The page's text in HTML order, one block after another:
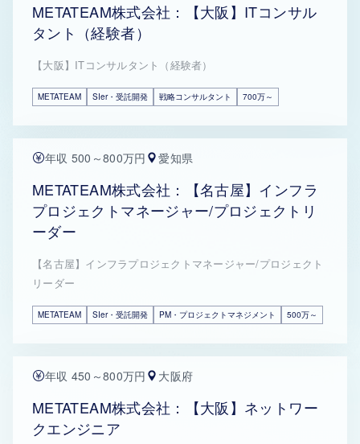
METATEAM株式会社：【大阪】ITコンサル
タント（経験者）
【大阪】ITコンサルタント（経験者）
METATEAM SIer・受託開発 戦略コンサルタント 700万～
年収 500～800万円 愛知県
METATEAM株式会社：【名古屋】インフラ
プロジェクトマネージャー/プロジェクトリ
ーダー
【名古屋】インフラプロジェクトマネージャー/プロジェクト
リーダー
METATEAM SIer・受託開発 PM・プロジェクトマネジメント 500万～
年収 450～800万円 大阪府
METATEAM株式会社：【大阪】ネットワー
クエンジニア